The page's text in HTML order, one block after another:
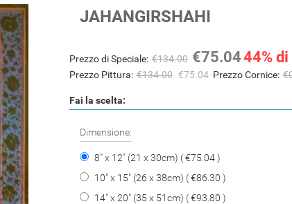
JAHANGIRSHAHI
Prezzo di Speciale: €134.00 €75.0444%
Prezzo Pittura: €134.00 €75.04 Prezzo Cornice:
Fai la scelta:
Dimensione:
8" x 12" (21 x 30cm) ( €75.04 )
10" x 15" (26 x 38cm) ( €86.30 )
14" x 20" (35 x 51cm) ( €93.80 )